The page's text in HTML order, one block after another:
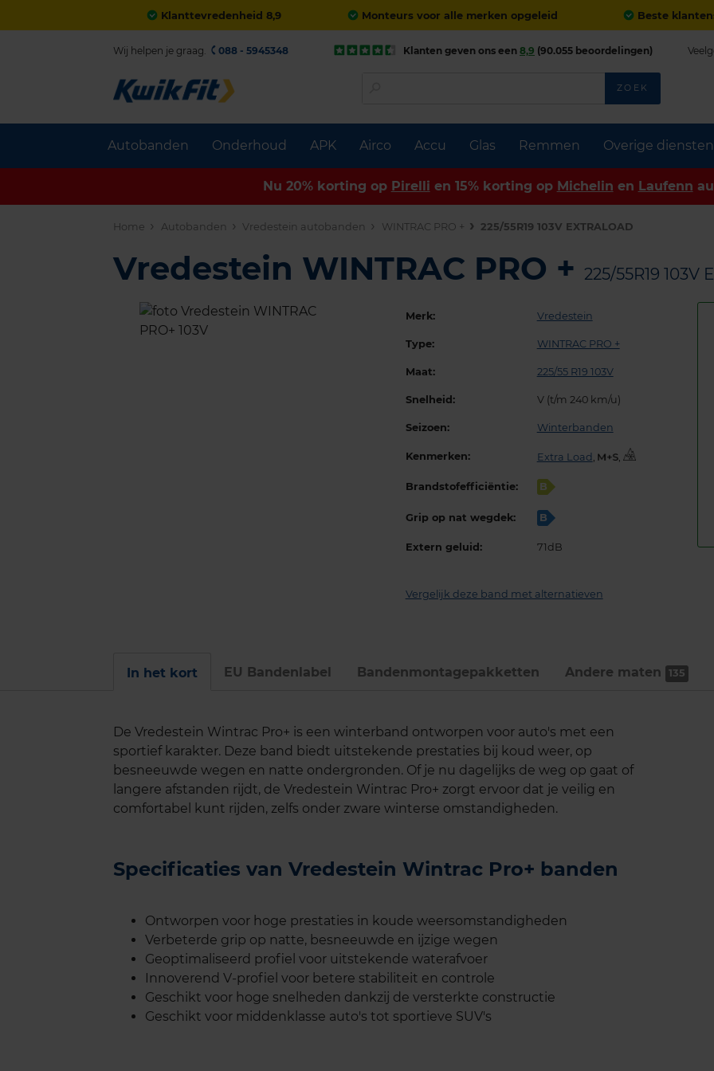
Klanttevredenheid 8,9 Monteurs voor alle merken opgeleid Beste
Autobanden Onderhoud APK Airco Accu Glas Remmen Overige diensten
Wij helpen je graag. 088 - 5945348 Klanten geven ons een 8,9 (90.055 beoordelingen)
ZOEK
Nu 20% korting op Pirelli en 15% korting op Michelin en Laufenn
Home Autobanden Vredestein autobanden WINTRAC PRO + 225/55R19 103V EXTRALOAD
Vredestein WINTRAC PRO + 225/55R19 103V
Merk: Vredestein
Type: WINTRAC PRO +
Maat: 225/55 R19 103V
Snelheid: V (t/m 240 km/u)
Seizoen: Winterbanden
Kenmerken: Extra Load , ,
Brandstofefficiëntie: B
Grip op nat wegdek: B
Extern geluid: 71dB
Vergelijk deze band met alternatieven
In het kort EU Bandenlabel Bandenmontage­pakketten Andere maten 135
De Vredestein Wintrac Pro+ is een winterband ontworpen voor auto's met een
sportief karakter. Deze band biedt uitstekende prestaties bij koud weer, op
besneeuwde wegen en natte ondergronden. Of je nu dagelijks de weg op gaat of
langere afstanden rijdt, de Vredestein Wintrac Pro+ zorgt ervoor dat je veilig en
comfortabel kunt rijden, zelfs onder zware winterse omstandigheden.
Specificaties van Vredestein Wintrac Pro+ banden
Ontworpen voor hoge prestaties in koude weersomstandigheden
Verbeterde grip op natte, besneeuwde en ijzige wegen
Geoptimaliseerd profiel voor uitstekende waterafvoer
Innoverend V-profiel voor betere stabiliteit en controle
Geschikt voor hoge snelheden dankzij de versterkte constructie
Geschikt voor middenklasse auto's tot sportieve SUV's